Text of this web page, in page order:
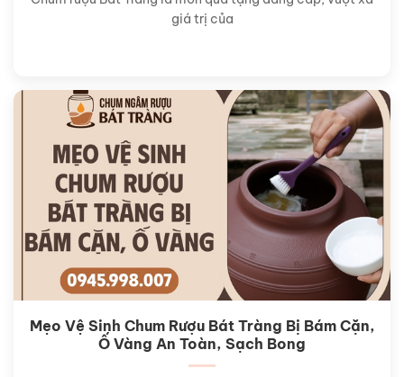
giá trị của
Mẹo Vệ Sinh Chum Rượu Bát Tràng Bị Bám Cặn,
Ố Vàng An Toàn, Sạch Bong